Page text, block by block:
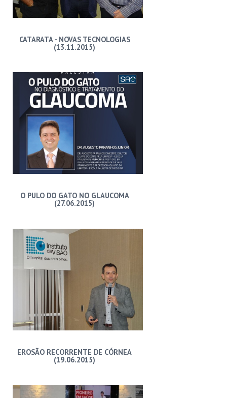
CATARATA - NOVAS TECNOLOGIAS
(13.11.2015)
O PULO DO GATO NO GLAUCOMA
(27.06.2015)
EROSÃO RECORRENTE DE CÓRNEA
(19.06.2015)